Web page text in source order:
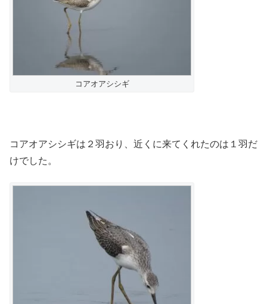
コアオアシシギ
コアオアシシギは２羽おり、近くに来てくれたのは１羽だ
けでした。